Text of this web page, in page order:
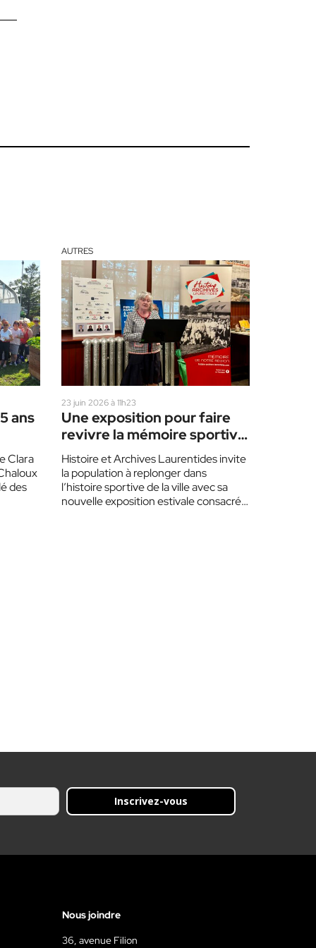
ans
Clara
des
AUTRES
23 juin 2026 à 11h23
Une exposition pour faire
revivre la mémoire sportive
locale
Histoire et Archives Laurentides invite
la population à replonger dans
l’histoire sportive de la ville avec sa
nouvelle exposition estivale consacrée
Inscrivez-vous
Nous joindre
36, avenue Filion